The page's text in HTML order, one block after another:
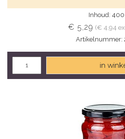
Inhoud: 400
€ 5,29 (€ 4,94
Artikelnummer:
in